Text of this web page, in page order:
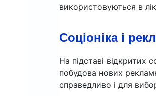
використовуються в
Соціоніка і
На підставі відкритих
побудова нових
справедливо і для